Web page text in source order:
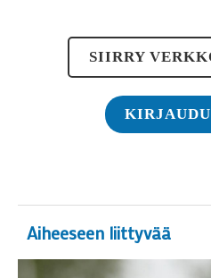
SIIRRY
Aiheeseen liittyvää